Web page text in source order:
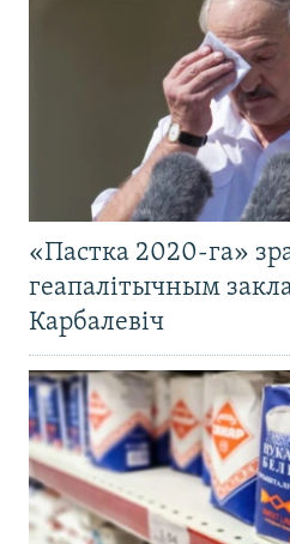
«Пастка 2020-га»
геапалітычным
Карбалевіч